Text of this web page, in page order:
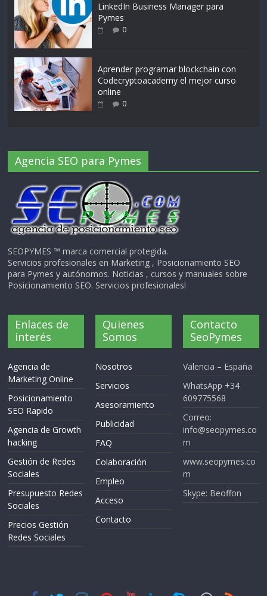
LinkedIn Business Manager para
Pymes
0
Aprender programar blockchain con
Codecryptoacademy el mejor curso
online
0
Agencia SEO para Pymes
SEOPYMES ™ marca comercial protegida.
Servicios profesionales en Marketing , Posicionamiento SEO
para Pymes y autónomos. Noticias , cursos y manuales sobre
Posicionamiento SEO. Servicios profesionales!
Enlaces de
interés
Agencia de
Marketing Online
Posicionamiento
SEO Rapido
Agencia de Growth
hacking
Gestión de Redes
Sociales
Presupuesto Redes
Sociales
Precios Gestión
Redes Sociales
Quienes
Somos
Nosotros
Servicios
Asesoramiento
Publicidad
FAQ
Colaboración
Empleo
Acceso
Contacto
Contacto
SeoPymes
Valencia – España
WhatsApp +34
609775568
Correo:
info@seopymes.co
m
www.seopymes.co
m
Skype: Beoffon